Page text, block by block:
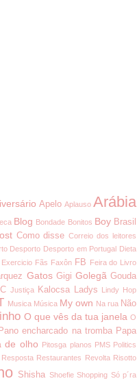
Apelo Aplauso Arábia
Blog Bondade Bonitos Boy Brasil
Como disse Correio dos leitores
Desporto Desporto em Portugal Dieta
Exercicio Fãs Faxôn FB Feira do Livro
Gatos Gigi Golegã Gouda
Justiça Kalocsa Ladys Lindy Hop
Musica Música My own Na rua Não
O que vês da tua janela O
Pano encharcado na tromba Papa
de olho Pitosga planos PMS Politics
Resposta Restaurantes Revolta Risotto
Shisha Shoefie Shopping Só p´ra